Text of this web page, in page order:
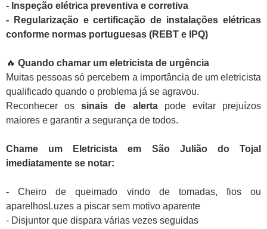
- Inspeção elétrica preventiva e corretiva
- Regularização e certificação de instalações elétricas
conforme normas portuguesas (REBT e IPQ)
🔥 Quando chamar um eletricista de urgência
Muitas pessoas só percebem a importância de um eletricista
qualificado quando o problema já se agravou.
Reconhecer ossinais de alertapode evitar prejuízos
maiores e garantir a segurança de todos.
Chame um Eletricista em São Julião do Tojal
imediatamente se notar:
-Cheiro de queimado vindo de tomadas, fios ou
aparelhosLuzes a piscar sem motivo aparente
- Disjuntor que dispara várias vezes seguidas